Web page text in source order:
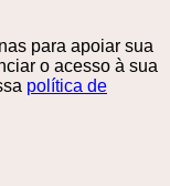
para apoiar sua
o acesso à sua
política de